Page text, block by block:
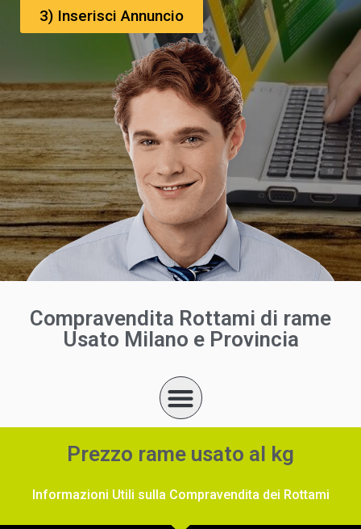
3) Inserisci Annuncio
Compravendita Rottami di rame
Usato Milano e Provincia
Prezzo rame usato al kg
Informazioni Utili sulla Compravendita dei Rottami